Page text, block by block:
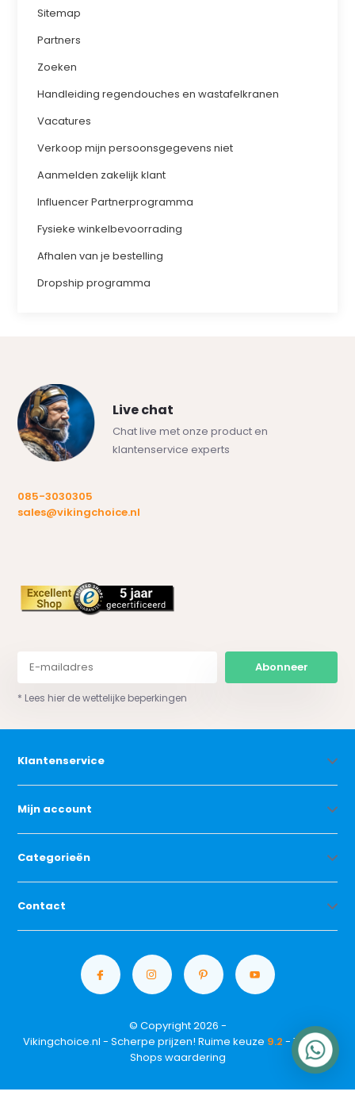
Sitemap
Partners
Zoeken
Handleiding regendouches en wastafelkranen
Vacatures
Verkoop mijn persoonsgegevens niet
Aanmelden zakelijk klant
Influencer Partnerprogramma
Fysieke winkelbevoorrading
Afhalen van je bestelling
Dropship programma
Live chat
Chat live met onze product en
klantenservice experts
085-3030305
sales@vikingchoice.nl
Abonneer
* Lees hier de wettelijke beperkingen
Klantenservice
Mijn account
Categorieën
Contact
© Copyright 2026 -
Vikingchoice.nl - Scherpe prijzen! Ruime keuze 9.2 - Trusted
Shops waardering